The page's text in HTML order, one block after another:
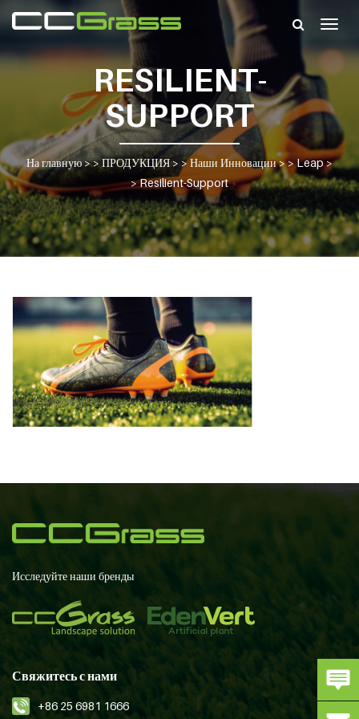
RESILIENT-
SUPPORT
На главную> >ПРОДУКЦИЯ> >Наши Инновации> >Leap>
>Resilient-Support
Исследуйте наши бренды
Свяжитесь с нами
+86 25 6981 1666